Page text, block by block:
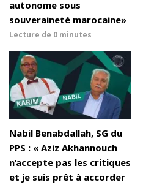
autonome sous
souveraineté marocaine»
Lecture de 0 minutes
Nabil Benabdallah, SG du
PPS : « Aziz Akhannouch
n’accepte pas les critiques
et je suis prêt à accorder